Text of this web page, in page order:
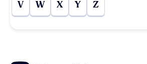
V W X Y Z